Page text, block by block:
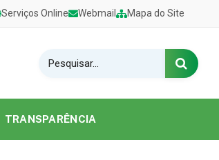
Serviços Online Webmail Mapa do Site
TRANSPARÊNCIA